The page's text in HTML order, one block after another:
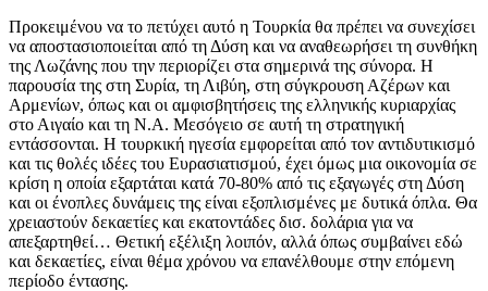
Προκειμένου να το πετύχει αυτό η Τουρκία θα πρέπει να συνεχίσει
να αποστασιοποιείται από τη Δύση και να αναθεωρήσει τη συνθήκη
της Λωζάνης που την περιορίζει στα σημερινά της σύνορα. Η
παρουσία της στη Συρία, τη Λιβύη, στη σύγκρουση Αζέρων και
Αρμενίων, όπως και οι αμφισβητήσεις της ελληνικής κυριαρχίας
στο Αιγαίο και τη Ν.Α. Μεσόγειο σε αυτή τη στρατηγική
εντάσσονται. Η τουρκική ηγεσία εμφορείται από τον αντιδυτικισμό
και τις θολές ιδέες του Ευρασιατισμού, έχει όμως μια οικονομία σε
κρίση η οποία εξαρτάται κατά 70-80% από τις εξαγωγές στη Δύση
και οι ένοπλες δυνάμεις της είναι εξοπλισμένες με δυτικά όπλα. Θα
χρειαστούν δεκαετίες και εκατοντάδες δισ. δολάρια για να
απεξαρτηθεί… Θετική εξέλιξη λοιπόν, αλλά όπως συμβαίνει εδώ
και δεκαετίες, είναι θέμα χρόνου να επανέλθουμε στην επόμενη
περίοδο έντασης.